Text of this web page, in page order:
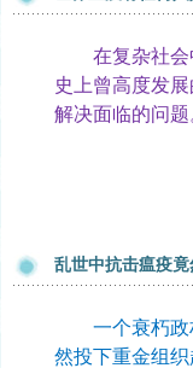
在复杂社会中
史上曾高度发
解决面临的问
乱世中抗击瘟疫
一个衰朽政权
然投下重金组